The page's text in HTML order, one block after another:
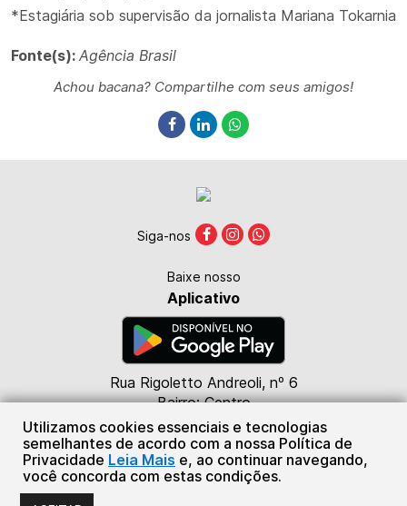
*Estagiária sob supervisão da jornalista Mariana Tokarnia
Fonte(s): Agência Brasil
Achou bacana? Compartilhe com seus amigos!
Utilizamos cookies essenciais e tecnologias
semelhantes de acordo com a nossa Política de
Privacidade Leia Mais e, ao continuar navegando,
você concorda com estas condições.
Rua Rigoletto Andreoli, nº 6
Bairro: Centro
CEP: 85615-000
Marmeleiro - PR
(46) 98824-4476
Siga-nos
Baixe nosso
Aplicativo